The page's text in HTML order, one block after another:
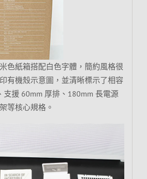
色紙箱搭配白色字體，簡約風格很
有機殼示意圖，並清晰標示了相容
支援 60mm 厚排、180mm 長電源
等核心規格。